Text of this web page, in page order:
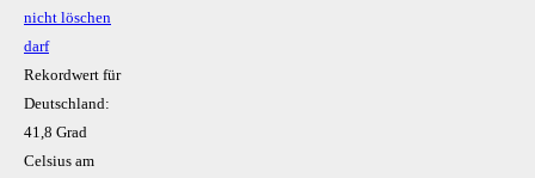
nicht löschen
darf
Rekordwert für
Deutschland:
41,8 Grad
Celsius am